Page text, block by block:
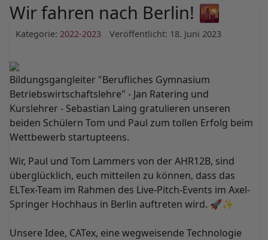
Wir fahren nach Berlin! 🌇
Kategorie:2022-2023 Veröffentlicht: 18. Juni 2023
Bildungsgangleiter "Berufliches Gymnasium
Betriebswirtschaftslehre" - Jan Ratering und
Kurslehrer - Sebastian Laing gratulieren unseren
beiden Schülern Tom und Paul zum tollen Erfolg beim
Wettbewerb startupteens.
Wir, Paul und Tom Lammers von der AHR12B, sind
überglücklich, euch mitteilen zu können, dass das
ELTex-Team im Rahmen des Live-Pitch-Events im Axel-
Springer Hochhaus in Berlin auftreten wird. 🚀✨
Unsere Idee, CATex, eine wegweisende Technologie